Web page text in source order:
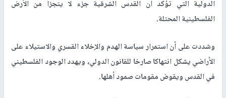
الدولية التي تؤكد أن القدس الشرقية جزء لا يتجزأ من الأرض
الفلسطينية المحتلة.
وشددت على أن استمرار سياسة الهدم والإخلاء القسري والاستيلاء على
الأراضي يشكل انتهاكا صارخا للقانون الدولي، ويهدد الوجود الفلسطيني
في القدس ويقوض مقومات صمود أهلها.